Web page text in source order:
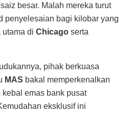
besar. Malah mereka turut
penyelesaian bagi kilobar yang
di Chicago serta
pihak berkuasa
MAS bakal memperkenalkan
emas bank pusat
eksklusif ini